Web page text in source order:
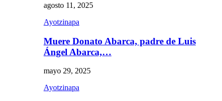
agosto 11, 2025
Ayotzinapa
Muere Donato Abarca, padre de Luis
Ángel Abarca,…
mayo 29, 2025
Ayotzinapa